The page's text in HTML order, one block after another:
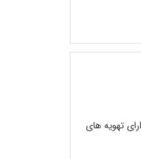
دارای تهویه های